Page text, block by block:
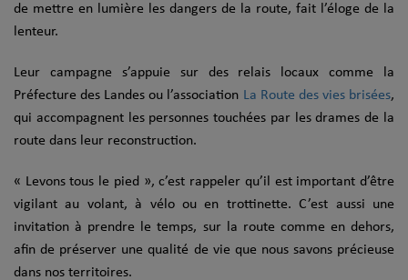
de mettre en lumière les dangers de la route, fait l’éloge de la
lenteur.
Leur campagne s’appuie sur des relais locaux comme la
Préfecture des Landes ou l’association La Route des vies brisées,
qui accompagnent les personnes touchées par les drames de la
route dans leur reconstruction.
« Levons tous le pied », c’est rappeler qu’il est important d’être
vigilant au volant, à vélo ou en trottinette. C’est aussi une
invitation à prendre le temps, sur la route comme en dehors,
afin de préserver une qualité de vie que nous savons précieuse
dans nos territoires.